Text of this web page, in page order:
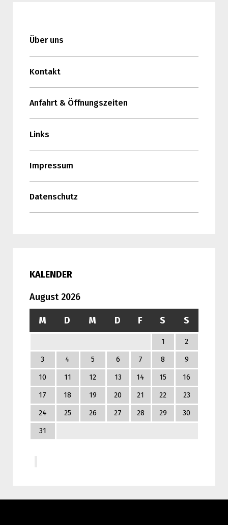
Über uns
Kontakt
Anfahrt & Öffnungszeiten
Links
Impressum
Datenschutz
KALENDER
August 2026
M D M D F S S
1 2
3 4 5 6 7 8 9
10 11 12 13 14 15 16
17 18 19 20 21 22 23
24 25 26 27 28 29 30
31